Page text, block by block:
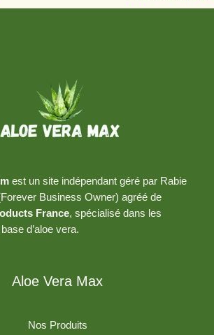
est un site indépendant géré par Rabie
Business Owner) agréé de
France, spécialisé dans les
d’aloe vera.
Aloe Vera Max
Nos Produits